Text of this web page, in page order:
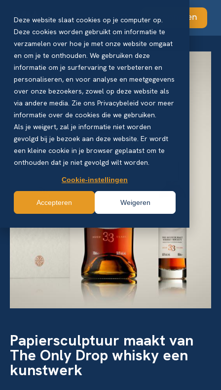
Deze website slaat cookies op je computer op.
Deze cookies worden gebruikt om informatie te
verzamelen over hoe je met onze website omgaat
en om je te onthouden. We gebruiken deze
informatie om je surfervaring te verbeteren en
personaliseren, en voor analyse en meetgegevens
over onze bezoekers, zowel op deze website als
via andere media. Zie ons Privacybeleid voor meer
informatie over de cookies die we gebruiken.
Als je weigert, zal je informatie niet worden
gevolgd bij je bezoek aan deze website. Er wordt
een kleine cookie in je browser geplaatst om te
onthouden dat je niet gevolgd wilt worden.
Cookie-instellingen
Accepteren Weigeren
Abonneren
Papiersculptuur maakt van
The Only Drop whisky een
kunstwerk